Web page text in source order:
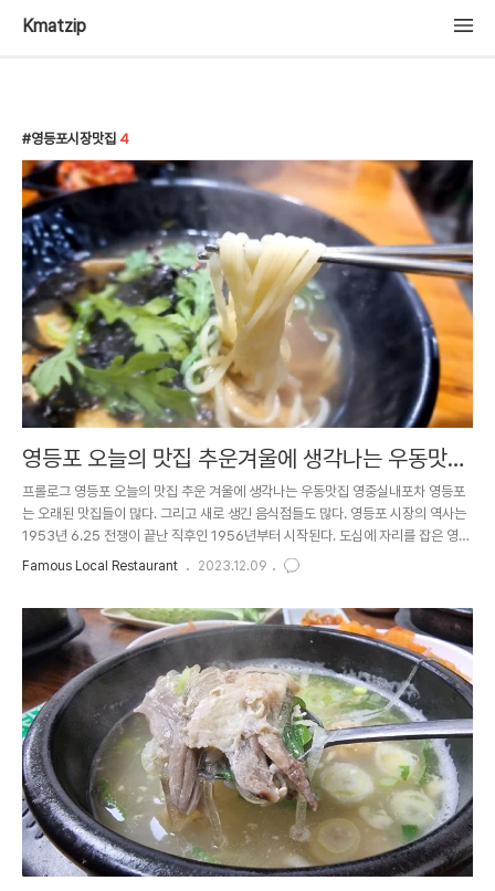
Kmatzip
영등포시장맛집 4
영등포 오늘의 맛집 추운겨울에 생각나는 우동맛집
영중실내포차
프롤로그 영등포 오늘의 맛집 추운 겨울에 생각나는 우동맛집 영중실내포차 영등포
는 오래된 맛집들이 많다. 그리고 새로 생긴 음식점들도 많다. 영등포 시장의 역사는
1953년 6.25 전쟁이 끝난 직후인 1956년부터 시작된다. 도심에 자리를 잡은 영등
포 시장으로 서울에서는 상설시장으로 최대 규모를 자랑하는 시장이었다. 이 시장 맞
퍼지는 우동 냄새가 나의 미각과 후각을 자극해서 퇴근하면서 우동가게를 들었다. 추
운 겨울이라 그런가 사람들이 음식점 내부에 꽤 많았다. 상호명 영중실내포차 02-
2676-2992 위치 서울 영등포구 영중로 85 영등포 5호..
Famous Local Restaurant 2023.12.09